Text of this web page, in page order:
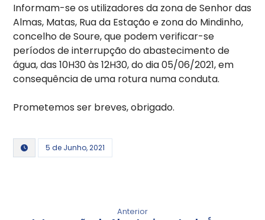
Informam-se os utilizadores da zona de Senhor das
Almas, Matas, Rua da Estação e zona do Mindinho,
concelho de Soure, que podem verificar-se
períodos de interrupção do abastecimento de
água, das 10H30 às 12H30, do dia 05/06/2021, em
consequência de uma rotura numa conduta.
Prometemos ser breves, obrigado.
5 de Junho, 2021
Anterior